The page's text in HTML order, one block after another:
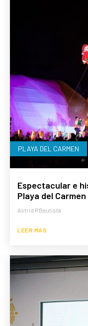
PLAYA DEL CARMEN
Espectacular e
Playa del Carmen
Astrid RBautista
LEER MÁS